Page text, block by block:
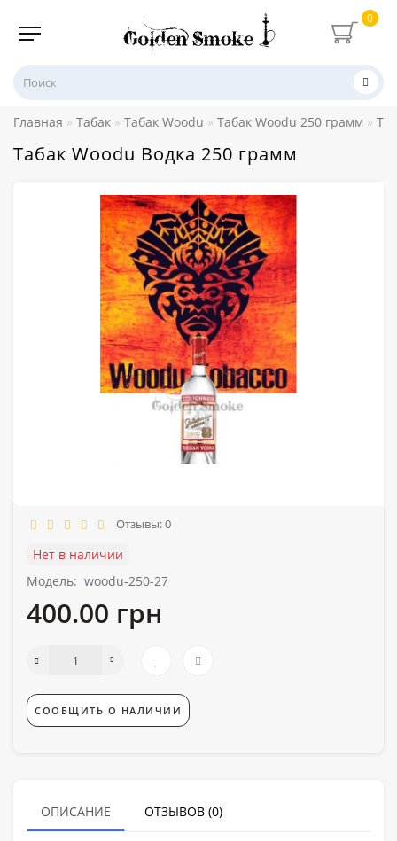
0
Главная Табак Табак Woodu Табак Woodu 250 грамм
Табак Woodu Водка 250 грамм
Отзывы: 0
Нет в наличии
Модель: woodu-250-27
400.00 грн
СООБЩИТЬ О НАЛИЧИИ
ОПИСАНИЕ ОТЗЫВОВ (0)